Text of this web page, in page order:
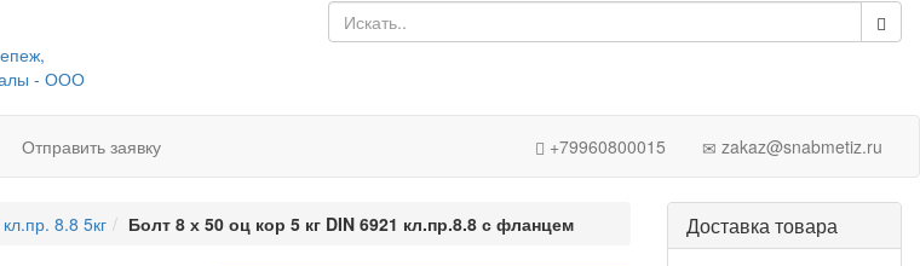
Отправить заявку +79960800015 zakaz@snabmetiz.ru
8.8 5кг Болт 8 х 50 оц кор 5 кг DIN 6921 кл.пр.8.8 с фланцем Доставка товара